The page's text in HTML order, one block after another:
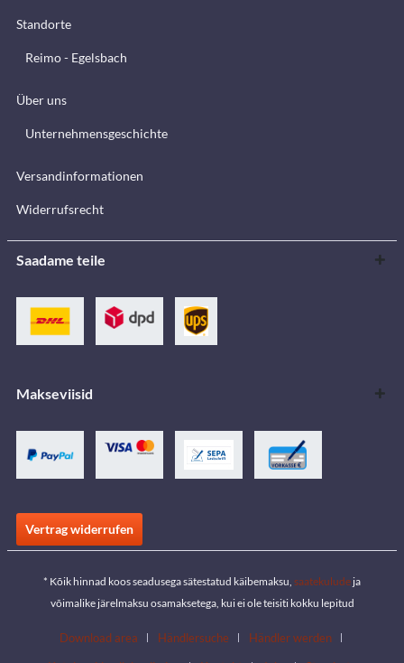
Standorte
Reimo - Egelsbach
Über uns
Unternehmensgeschichte
Versandinformationen
Widerrufsrecht
Saadame teile
Makseviisid
Vertrag widerrufen
* Kõik hinnad koos seadusega sätestatud käibemaksu, saatekulude ja
võimalike järelmaksu osamaksetega, kui ei ole teisiti kokku lepitud
Download area Händlersuche
Händler werden